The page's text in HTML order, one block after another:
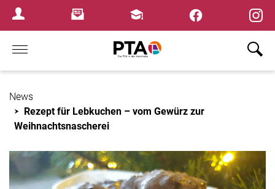
Login MenuNewsletterFortbildungen
Home
News
Rezept für Lebkuchen – vom Gewürz zur
Weihnachtsnascherei
×